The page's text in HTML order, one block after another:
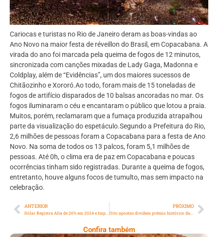
Cariocas e turistas no Rio de Janeiro deram as boas-vindas ao
Ano Novo na maior festa de réveillon do Brasil, em Copacabana. A
virada do ano foi marcada pela queima de fogos de 12 minutos,
sincronizada com canções mixadas de Lady Gaga, Madonna e
Coldplay, além de “Evidências”, um dos maiores sucessos de
Chitãozinho e Xororó.Ao todo, foram mais de 15 toneladas de
fogos de artifício disparados de 10 balsas ancoradas no mar. Os
fogos iluminaram o céu e encantaram o público que lotou a praia.
Muitos, porém, reclamaram que a fumaça produzida atrapalhou
parte da visualização do espetáculo.Segundo a Prefeitura do Rio,
2,6 milhões de pessoas foram a Copacabana para a festa de Ano
Novo. Na soma de todos os 13 palcos, foram 5,1 milhões de
pessoas. Até 0h, o clima era de paz em Copacabana e poucas
ocorrências tinham sido registradas. Durante a queima de fogos,
entretanto, houve alguns focos de tumulto, mas sem impacto na
celebração.
ANTERIOR PRÓXIMO
Confira também